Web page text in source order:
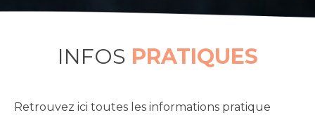
INFOS PRATIQUES
Retrouvez ici toutes les informations pratique